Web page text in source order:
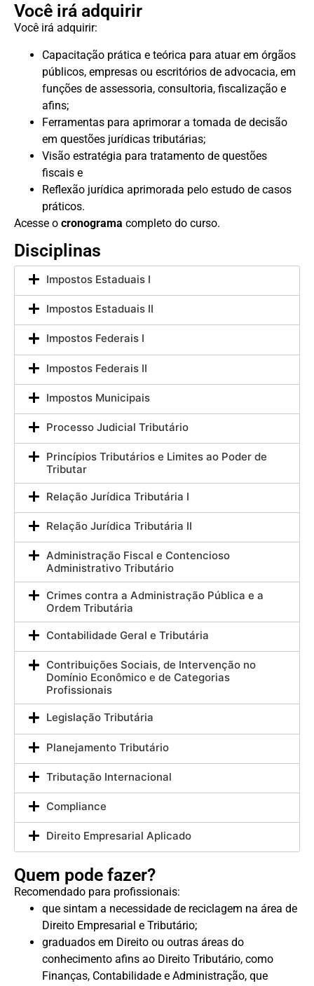
Você irá adquirir
Você irá adquirir:
Capacitação prática e teórica para atuar em órgãos
públicos, empresas ou escritórios de advocacia, em
funções de assessoria, consultoria, fiscalização e
afins;
Ferramentas para aprimorar a tomada de decisão
em questões jurídicas tributárias;
Visão estratégia para tratamento de questões
fiscais e
Reflexão jurídica aprimorada pelo estudo de casos
práticos.
Acesse o cronograma completo do curso.
Disciplinas
Impostos Estaduais I
Impostos Estaduais II
Impostos Federais I
Impostos Federais II
Impostos Municipais
Processo Judicial Tributário
Princípios Tributários e Limites ao Poder de
Tributar
Relação Jurídica Tributária I
Relação Jurídica Tributária II
Administração Fiscal e Contencioso
Administrativo Tributário
Crimes contra a Administração Pública e a
Ordem Tributária
Contabilidade Geral e Tributária
Contribuições Sociais, de Intervenção no
Domínio Econômico e de Categorias
Profissionais
Legislação Tributária
Planejamento Tributário
Tributação Internacional
Compliance
Direito Empresarial Aplicado
Quem pode fazer?
Recomendado para profissionais:
que sintam a necessidade de reciclagem na área de
Direito Empresarial e Tributário;
graduados em Direito ou outras áreas do
conhecimento afins ao Direito Tributário, como
Finanças, Contabilidade e Administração, que